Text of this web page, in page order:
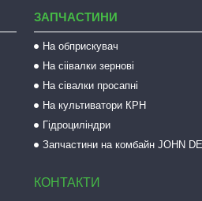
ЗАПЧАСТИНИ
На обприскувач
На сіівалки зернові
На сівалки просапні
На культиватори КРН
Гідроциліндри
Запчастини на комбайн JOHN